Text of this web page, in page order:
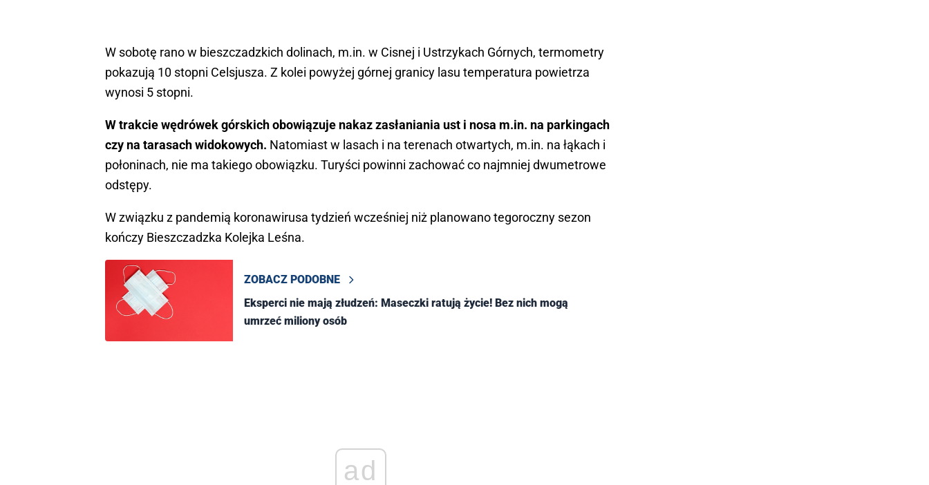
W sobotę rano w bieszczadzkich dolinach, m.in. w Cisnej i Ustrzykach Górnych, termometry
pokazują 10 stopni Celsjusza. Z kolei powyżej górnej granicy lasu temperatura powietrza
wynosi 5 stopni.
W trakcie wędrówek górskich obowiązuje nakaz zasłaniania ust i nosa m.in. na parkingach
czy na tarasach widokowych. Natomiast w lasach i na terenach otwartych, m.in. na łąkach i
połoninach, nie ma takiego obowiązku. Turyści powinni zachować co najmniej dwumetrowe
odstępy.
W związku z pandemią koronawirusa tydzień wcześniej niż planowano tegoroczny sezon
kończy Bieszczadzka Kolejka Leśna.
ZOBACZ PODOBNE
Eksperci nie mają złudzeń: Maseczki ratują życie! Bez nich mogą
umrzeć miliony osób
ad